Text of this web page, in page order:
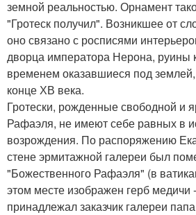
земной реальностью. Орнамент
"Гротеск получил". Возникшее от
оно связано с росписями
дворца императора Нерона, руины
временем оказавшиеся под
конце ХВ века.
Гротески, рожденные свободной и
Рафаэля, не имеют себе равных в
возрождения. По распоряжению
стене эрмитажной галереи был
"Божественного Рафаэля" (в
этом месте изображен герб медичи
принадлежал заказчик галереи